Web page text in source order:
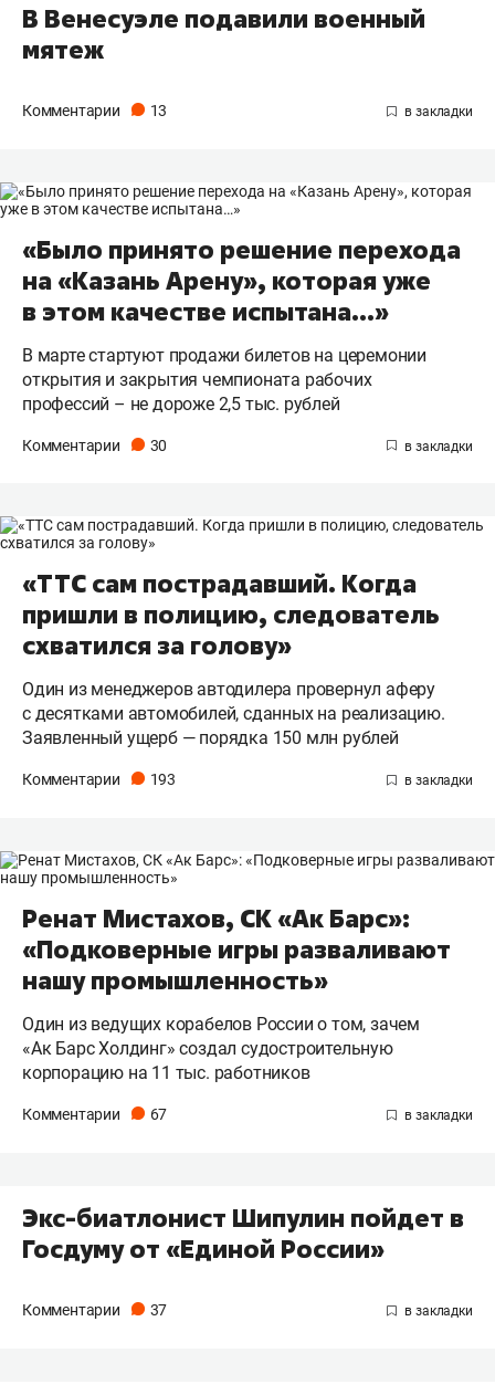
​В Венесуэле подавили военный
мятеж
Комментарии 13
«Было принято решение перехода
на «Казань Арену», которая уже
в этом качестве испытана…»
В марте стартуют продажи билетов на церемонии
открытия и закрытия чемпионата рабочих
профессий – не дороже 2,5 тыс. рублей
Комментарии 30
«ТТС сам пострадавший. Когда
пришли в полицию, следователь
схватился за голову»
Один из менеджеров автодилера провернул аферу
с десятками автомобилей, сданных на реализацию.
Заявленный ущерб — порядка 150 млн рублей
Комментарии 193
Ренат Мистахов, СК «Ак Барс»:
«Подковерные игры разваливают
нашу промышленность»
Один из ведущих корабелов России о том, зачем
«Ак Барс Холдинг» создал судостроительную
корпорацию на 11 тыс. работников
Комментарии 67
Экс-биатлонист Шипулин пойдет в
Госдуму от «Единой России»
Комментарии 37